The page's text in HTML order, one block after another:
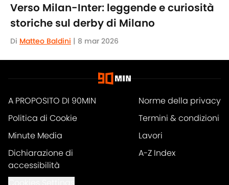
Verso Milan-Inter: leggende e curiosità
storiche sul derby di Milano
Di Matteo Baldini | 8 mar 2026
A PROPOSITO DI 90MIN
Norme della privacy
Politica di Cookie
Termini & condizioni
Minute Media
Lavori
Dichiarazione di
accessibilità
A-Z Index